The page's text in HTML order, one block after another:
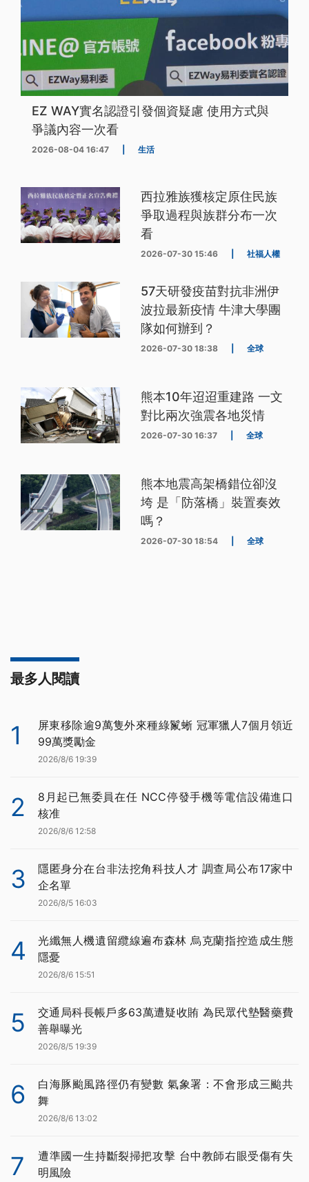
EZ WAY實名認證引發個資疑慮 使用方式與
爭議內容一次看
2026-08-04 16:47 生活
西拉雅族獲核定原住民族
爭取過程與族群分布一次
看
2026-07-30 15:46 社福人權
57天研發疫苗對抗非洲伊
波拉最新疫情 牛津大學團
隊如何辦到？
2026-07-30 18:38 全球
熊本10年迢迢重建路 一文
對比兩次強震各地災情
2026-07-30 16:37 全球
熊本地震高架橋錯位卻沒
垮 是「防落橋」裝置奏效
嗎？
2026-07-30 18:54 全球
最多人閱讀
1
屏東移除逾9萬隻外來種綠鬣蜥 冠軍獵人7個月領近
99萬獎勵金
2026/8/6 19:39
2
8月起已無委員在任 NCC停發手機等電信設備進口
核准
2026/8/6 12:58
3
隱匿身分在台非法挖角科技人才 調查局公布17家中
企名單
2026/8/5 16:03
4
光纖無人機遺留纜線遍布森林 烏克蘭指控造成生態
隱憂
2026/8/6 15:51
5
交通局科長帳戶多63萬遭疑收賄 為民眾代墊醫藥費
善舉曝光
2026/8/5 19:39
6
白海豚颱風路徑仍有變數 氣象署：不會形成三颱共
舞
2026/8/6 13:02
7
遭準國一生持斷裂掃把攻擊 台中教師右眼受傷有失
明風險